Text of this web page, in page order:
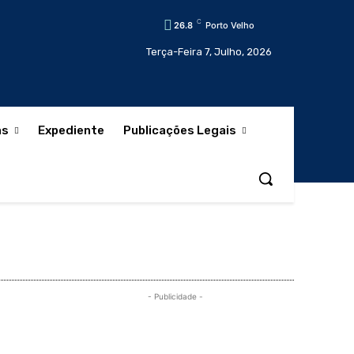
26.8 C Porto Velho
Terça-Feira 7, Julho, 2026
Expediente Publicações Legais
- Publicidade -